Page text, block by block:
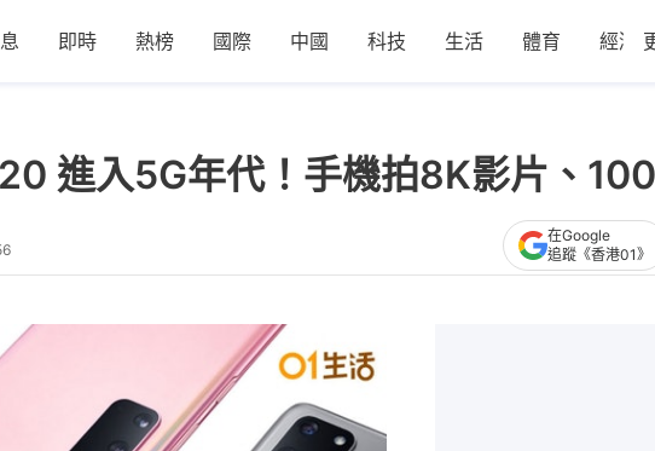
即時 熱榜 國際 中國 科技 生活 體育 經濟
進入5G年代！手機拍8K影片、
在Google
追蹤《香港01》